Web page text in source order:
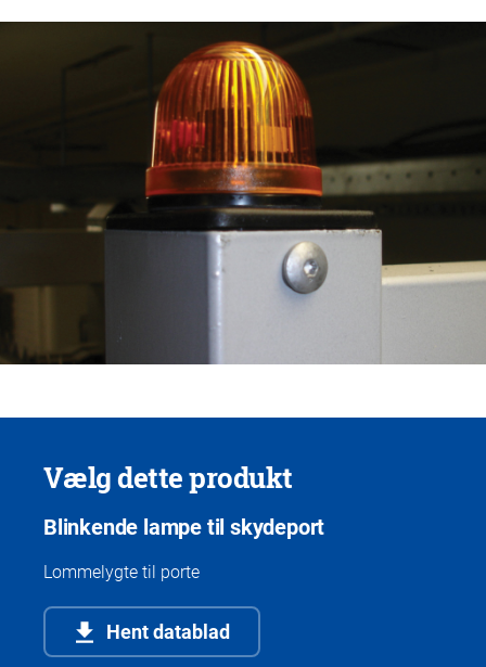
Vælg dette produkt
Blinkende lampe til skydeport
Lommelygte til porte
Hent datablad